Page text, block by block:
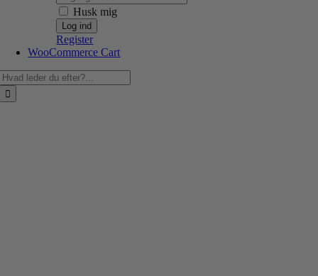
Husk mig
Register
WooCommerce Cart